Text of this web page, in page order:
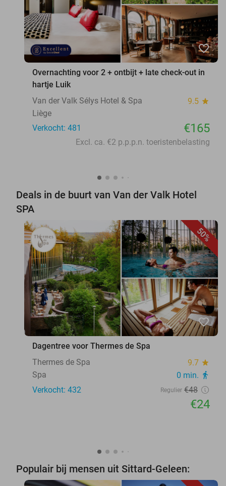
favorite_border
Overnachting voor 2 + ontbijt + late check-out in
hartje Luik
Van der Valk Sélys Hotel & Spa
9.5 star
Liège
Verkocht: 481
€165
Excl. ca. €2 p.p.p.n. toeristenbelasting
Deals in de buurt van Van der Valk Hotel
SPA
50%
favorite_border
Dagentree voor Thermes de Spa
Thermes de Spa
9.7 star
Spa 0 min. directions_walk
Verkocht: 432 Regulier €48
€24
Populair bij mensen uit Sittard-Geleen: